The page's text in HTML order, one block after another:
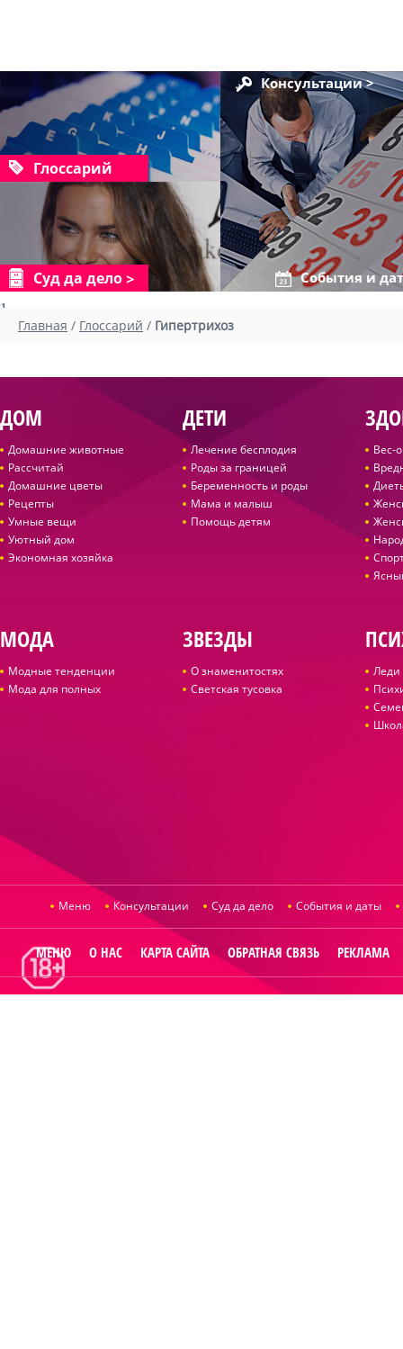
Глоссарий
Суд да дело
Консультации >
События и
1
Главная / Глоссарий / Гипертрихоз
ДОМ
Домашние животные
Рассчитай
Домашние цветы
Рецепты
Умные вещи
Уютный дом
Экономная хозяйка
ДЕТИ
Лечение бесплодия
Роды за границей
Беременность и роды
Мама и малыш
Помощь детям
Вес-
МОДА
Модные тенденции
Мода для полных
ЗВЕЗДЫ
О знаменитостях
Светская тусовка
Леди
Меню Консультации Суд да дело События и даты
МЕНЮ О НАС КАРТА САЙТА ОБРАТНАЯ СВЯЗЬ РЕКЛАМА